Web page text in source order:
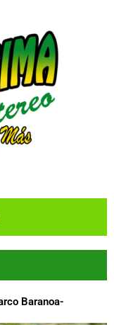
Baranoa-